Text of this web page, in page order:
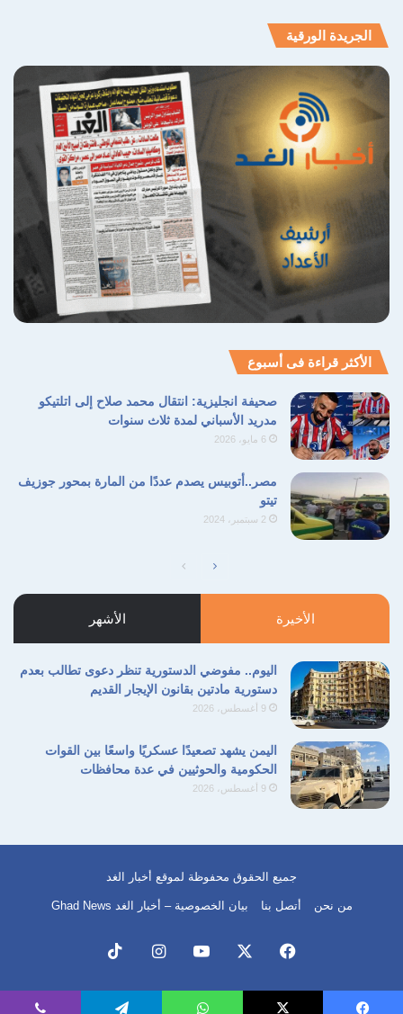
الجريدة الورقية
الأكثر قراءة فى أسبوع
صحيفة انجليزية: انتقال محمد صلاح إلى اتلتيكو
مدريد الأسباني لمدة ثلاث سنوات
6 مايو، 2026
مصر..أتوبيس يصدم عددًا من المارة بمحور جوزيف
تيتو
2 سبتمبر، 2024
الصفحةالصفحة
الأخيرة الأشهر
اليوم.. مفوضي الدستورية تنظر دعوى تطالب بعدم
دستورية مادتين بقانون الإيجار القديم
9 أغسطس، 2026
اليمن يشهد تصعيدًا عسكريًا واسعًا بين القوات
الحكومية والحوثيين في عدة محافظات
9 أغسطس، 2026
جميع الحقوق محفوظة لموقع أخبار الغد
من نحن أتصل بنا بيان الخصوصية – أخبار الغد Ghad News
فيسبوك ‫YouTubeانستقرام